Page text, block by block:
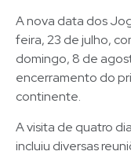
A nova data dos
feira, 23 de julho,
domingo, 8 de
encerramento do
continente.
A visita de quatro
incluiu diversas